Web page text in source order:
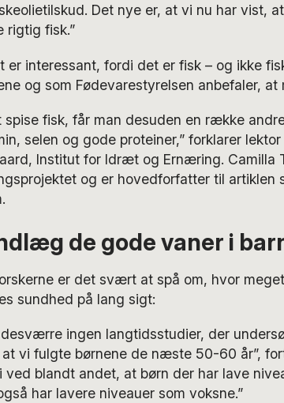
Det nye er, at vi nu har vist,
rigtig fisk.”
er interessant, fordi det er fisk – og ikke
og som Fødevarestyrelsen anbefaler, at
spise fisk, får man desuden en række
selen og gode proteiner,” forklarer
Institut for Idræt og Ernæring. Camilla
og er hovedforfatter til artiklen
de gode vaner i
er det svært at spå om, hvor
sundhed på lang sigt:
desværre ingen langtidsstudier, der
vi fulgte børnene de næste 50-60 år”,
ved blandt andet, at børn der har lave
har lavere niveauer som voksne.”